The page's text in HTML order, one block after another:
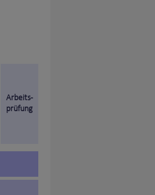
Arbeits-
prüfung